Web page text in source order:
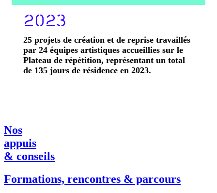
2023
25 projets de création et de reprise travaillés
par 24 équipes artistiques accueillies sur le
Plateau de répétition, représentant un total
de 135 jours de résidence en 2023.
Nos
appuis
& conseils
Formations, rencontres & parcours